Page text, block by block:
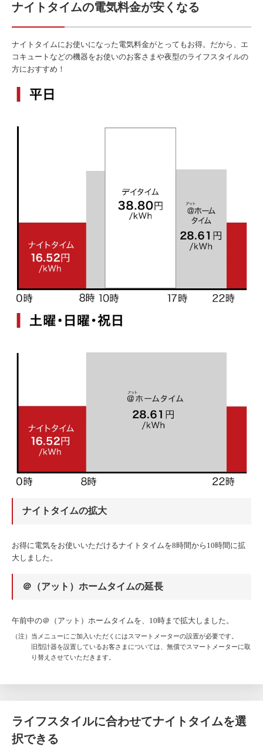
ナイトタイムの電気料金が安くなる
ナイトタイムにお使いになった電気料金がとってもお得。だから、エ
コキュートなどの機器をお使いのお客さまや夜型のライフスタイルの
方におすすめ！
ナイトタイムの拡大
お得に電気をお使いいただけるナイトタイムを8時間から10時間に拡
大しました。
＠（アット）ホームタイムの延長
午前中の＠（アット）ホームタイムを、10時まで拡大しました。
（注）当メニューにご加入いただくにはスマートメーターの設置が必要です。
旧型計器を設置しているお客さまについては、無償でスマートメーターに取
り替えさせていただきます。
ライフスタイルに合わせてナイトタイムを選
択できる